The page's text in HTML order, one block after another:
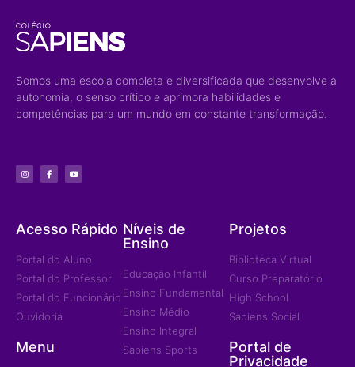
Somos uma escola completa e diversificada que desenvolve a
autonomia, o senso crítico e aprimora habilidades e
competências para um mundo em constante transformação.
Acesso Rápido
Portal do Aluno
Portal do Professor
Portal do Funcionário
Ouvidoria
Menu
Níveis de
Ensino
Educação Infantil
Ensino Fundamental
Ensino Médio
Ensino Integral
Sapiens Sports
Projetos
Biblioteca Virtual
Curso Preparatório
High School
Sapiens Social
Portal de
Privacidade